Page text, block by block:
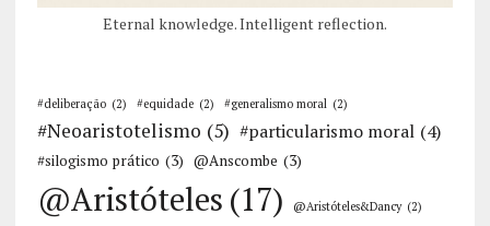
Eternal knowledge. Intelligent reflection.
#deliberação (2) #equidade (2) #generalismo moral (2)
#Neoaristotelismo (5) #particularismo moral (4)
#silogismo prático (3) @Anscombe (3)
@Aristóteles (17) @Aristóteles&Dancy (2)